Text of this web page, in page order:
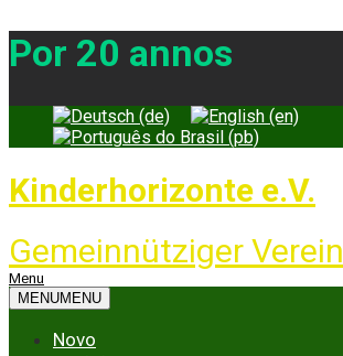
Por 20 annos
Kinderhorizonte e.V.
Gemeinnütziger Verein
Menu
MENUMENU
Novo